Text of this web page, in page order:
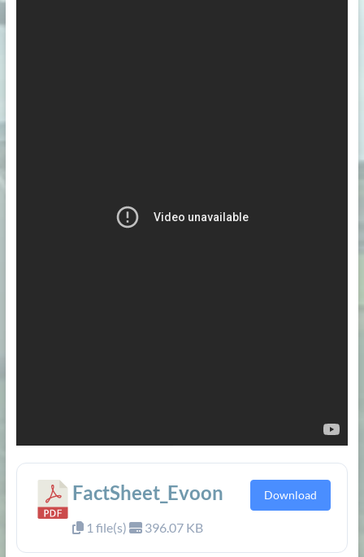
FactSheet_Evoon
1 file(s) 396.07 KB
Download